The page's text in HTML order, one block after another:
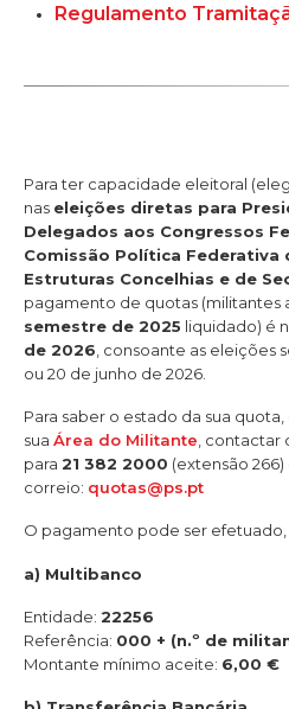
Regulamento
Para ter capacidade eleitoral
nas eleições diretas para
Delegados aos Congressos
Comissão Política Federativa
Estruturas Concelhias e de
pagamento de quotas (militantes
semestre de 2025 liquidado) é
de 2026 , consoante as eleições
ou 20 de junho de 2026.
Para saber o estado da sua
sua Área do Militante ,
para 21 382 2000 (extensão
correio: quotas@ps.pt
O pagamento pode ser efetuado,
a) Multibanco
Entidade: 22256
Referência: 000 + (n.º de
Montante mínimo aceite: 6,00 €